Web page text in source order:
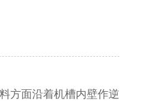
方面沿着机槽内壁作逆